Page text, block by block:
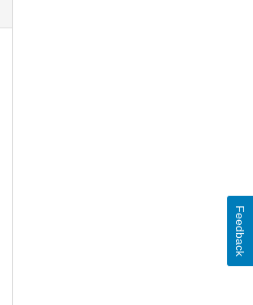
Feedback